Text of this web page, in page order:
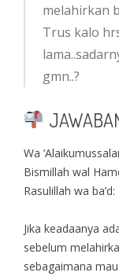
melahirkan
Trus kalo
gmn..?
Wa
Bismillah wal
Rasulillah wa ba’d:
Jika keadaanya
sebelum
sebagaimana